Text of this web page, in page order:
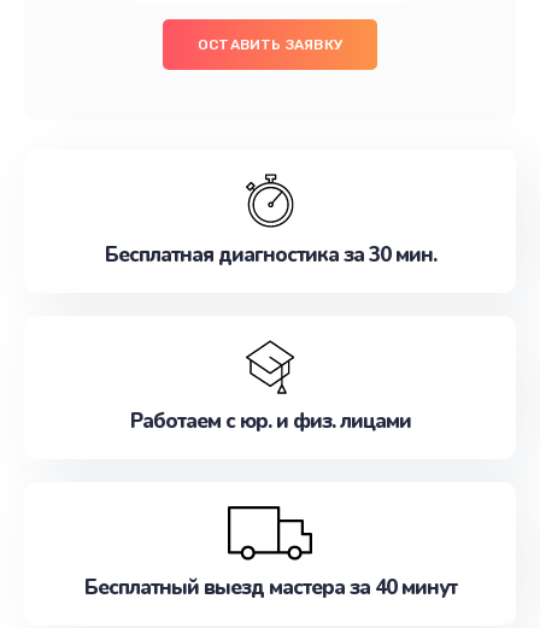
ОСТАВИТЬ ЗАЯВКУ
Бесплатная диагностика за 30 мин.
Работаем с юр. и физ. лицами
Бесплатный выезд мастера за 40 минут